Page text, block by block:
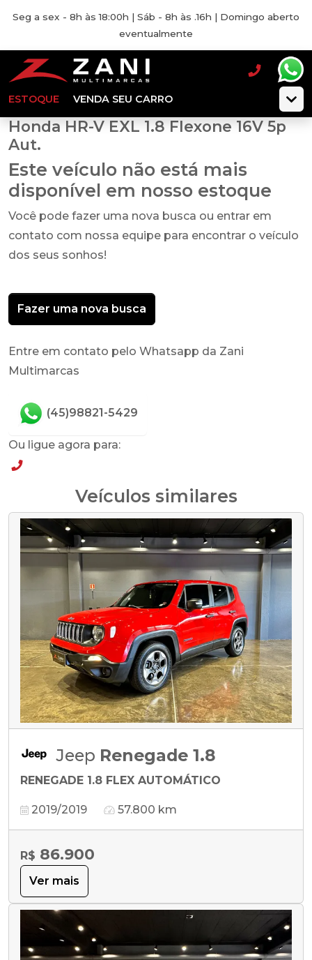
Seg a sex - 8h às 18:00h | Sáb - 8h às .16h | Domingo aberto
eventualmente
ESTOQUE VENDA SEU CARRO
Honda HR-V EXL 1.8 Flexone 16V 5p
Aut.
Este veículo não está mais
disponível em nosso estoque
Você pode fazer uma nova busca ou entrar em
contato com nossa equipe para encontrar o veículo
dos seus sonhos!
Fazer uma nova busca
Entre em contato pelo Whatsapp da Zani
Multimarcas
(45)98821-5429
Ou ligue agora para:
Veículos similares
Jeep Renegade 1.8
RENEGADE 1.8 FLEX AUTOMÁTICO
2019/2019 57.800 km
R$ 86.900
Ver mais